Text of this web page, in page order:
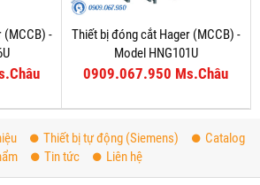
(MCCB) -
Thiết bị đóng cắt Hager (MCCB) -
Model HNG101U
0909.067.950 Ms.Châu
Thiết bị tự động (Siemens)
Catalog
Tin tức Liên hệ